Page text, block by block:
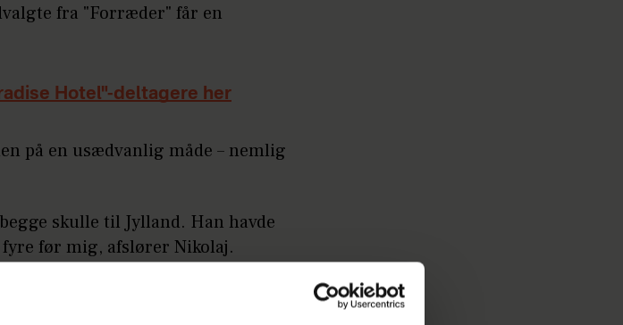
fra "Forræder" får en
Hotel"-deltagere her
på en usædvanlig måde – nemlig
skulle til Jylland. Han havde
før mig, afslører Nikolaj.